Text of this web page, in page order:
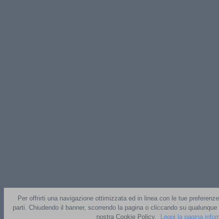
Per offrirti una navigazione ottimizzata ed in linea con le tue
parti. Chiudendo il banner, scorrendo la pagina o cliccando su
nostra Cookie Policy.
Leggi la pagina